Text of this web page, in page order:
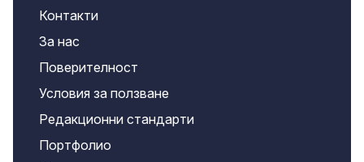
Контакти
За нас
Поверителност
Условия за ползване
Редакционни стандарти
Портфолио